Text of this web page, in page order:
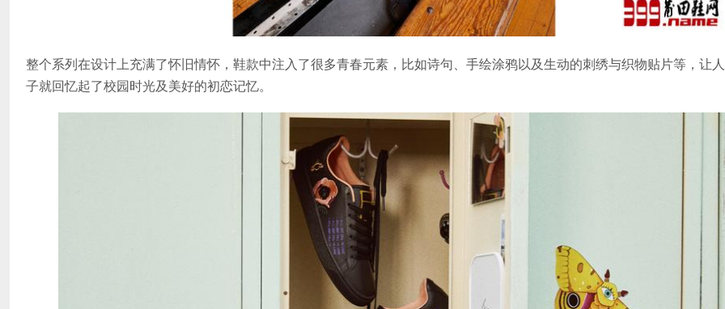
整个系列在设计上充满了怀旧情怀，鞋款中注入了很多青春元素，比如诗句、手绘涂鸦以及生动的刺绣与织物贴片等，让
子就回忆起了校园时光及美好的初恋记忆。